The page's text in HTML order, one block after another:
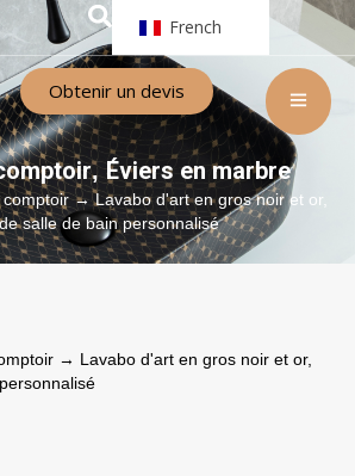
French
Obtenir un devis
,Éviers en marbre
→ Lavabo d'art en gros noir et or,
salle de bain personnalisé
→ Lavabo d'art en gros noir et or,